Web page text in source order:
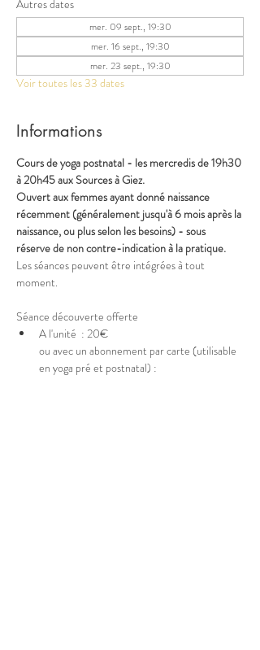
Autres dates
mer. 09 sept., 19:30
mer. 16 sept., 19:30
mer. 23 sept., 19:30
Voir toutes les 33 dates
Informations
Cours de yoga postnatal - les mercredis de 19h30
à 20h45 aux Sources à Giez.
Ouvert aux femmes ayant donné naissance
récemment (généralement jusqu'à 6 mois après la
naissance, ou plus selon les besoins) - sous
réserve de non contre-indication à la pratique.
Les séances peuvent être intégrées à tout
moment.
Séance découverte offerte
A l'unité  : 20€
ou avec un abonnement par carte (utilisable
en yoga pré et postnatal) :